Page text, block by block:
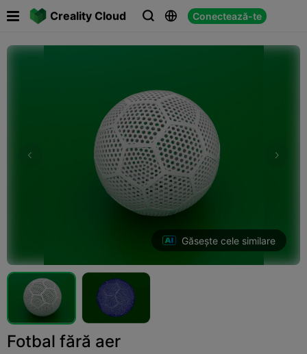
Creality Cloud   Conectează-te
 
Găsește cele similare
Fotbal fără aer